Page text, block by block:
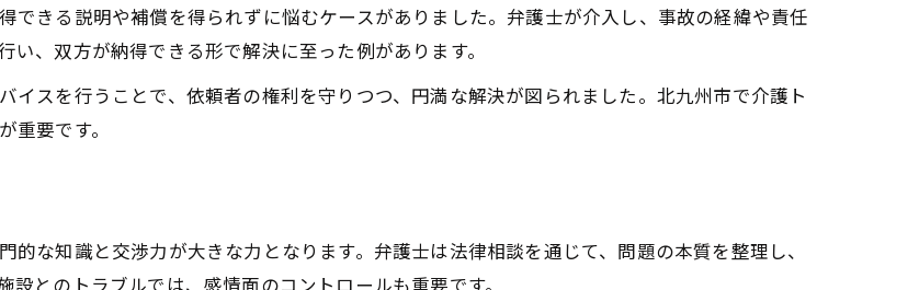
できる説明や補償を得られずに悩むケースがありました。弁護士が介入し、事故の経緯や責任
、双方が納得できる形で解決に至った例があります。
イスを行うことで、依頼者の権利を守りつつ、円満な解決が図られました。北九州市で介護ト
重要です。
な知識と交渉力が大きな力となります。弁護士は法律相談を通じて、問題の本質を整理し、